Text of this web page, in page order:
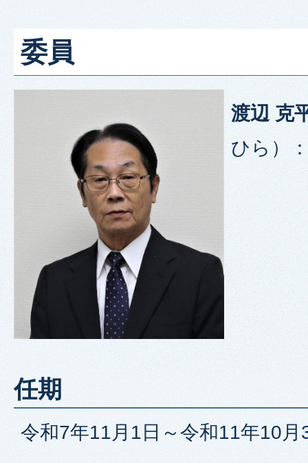
委員
渡辺 克
ひら）
任期
令和7年11月1日～令和11年10月